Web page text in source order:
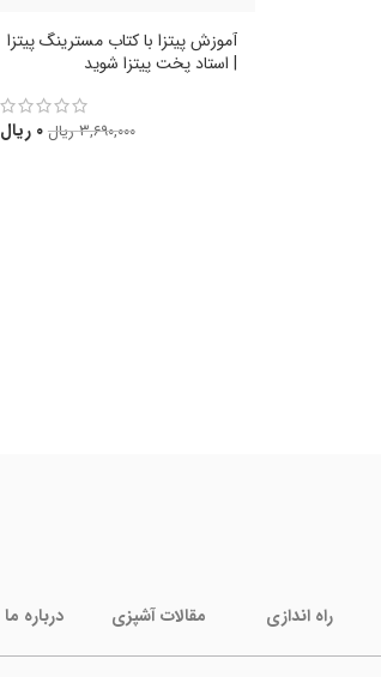
آموزش پیتزا با کتاب مسترینگ پیتزا
| استاد پخت پیتزا شوید
۳,۶۹۰,۰۰۰ ریال ۰ ریال
راه اندازی مقالات آشپزی درباره ما